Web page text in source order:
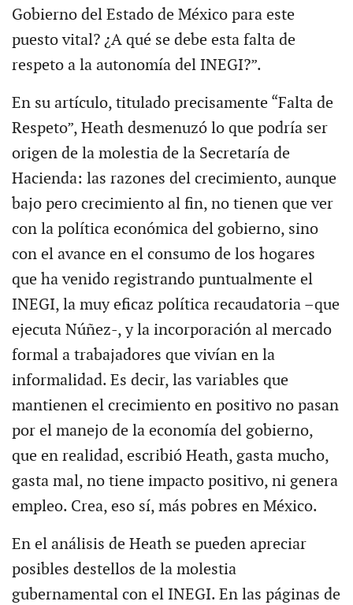
Gobierno del Estado de México para este
puesto vital? ¿A qué se debe esta falta de
respeto a la autonomía del INEGI?”.
En su artículo, titulado precisamente “Falta de
Respeto”, Heath desmenuzó lo que podría ser
origen de la molestia de la Secretaría de
Hacienda: las razones del crecimiento, aunque
bajo pero crecimiento al fin, no tienen que ver
con la política económica del gobierno, sino
con el avance en el consumo de los hogares
que ha venido registrando puntualmente el
INEGI, la muy eficaz política recaudatoria –que
ejecuta Núñez-, y la incorporación al mercado
formal a trabajadores que vivían en la
informalidad. Es decir, las variables que
mantienen el crecimiento en positivo no pasan
por el manejo de la economía del gobierno,
que en realidad, escribió Heath, gasta mucho,
gasta mal, no tiene impacto positivo, ni genera
empleo. Crea, eso sí, más pobres en México.
En el análisis de Heath se pueden apreciar
posibles destellos de la molestia
gubernamental con el INEGI. En las páginas de